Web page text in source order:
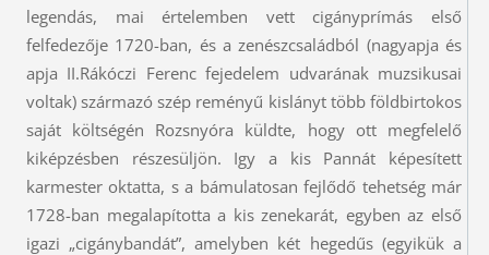
legendás, mai értelemben vett cigányprímás első
felfedezője 1720-ban, és a zenészcsaládból (nagyapja és
apja II.Rákóczi Ferenc fejedelem udvarának muzsikusai
voltak) származó szép reményű kislányt több földbirtokos
saját költségén Rozsnyóra küldte, hogy ott megfelelő
kiképzésben részesüljön. Igy a kis Pannát képesített
karmester oktatta, s a bámulatosan fejlődő tehetség már
1728-ban megalapította a kis zenekarát, egyben az első
igazi „cigánybandát”, amelyben két hegedűs (egyikük a